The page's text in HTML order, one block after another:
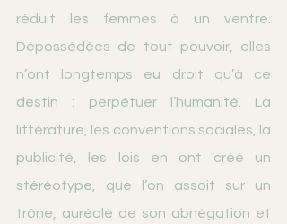
réduit les femmes à un ventre.
Dépossédées de tout pouvoir, elles
n’ont longtemps eu droit qu’à ce
destin : perpétuer l’humanité. La
littérature, les conventions sociales, la
publicité, les lois en ont créé un
stéréotype, que l’on assoit sur un
trône, auréolé de son abnégation et